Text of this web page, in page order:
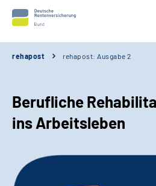
Kontakt
Erweiterte Suche
rehapost rehapost: Ausgabe 2
Berufliche
ins Arbeitsleben